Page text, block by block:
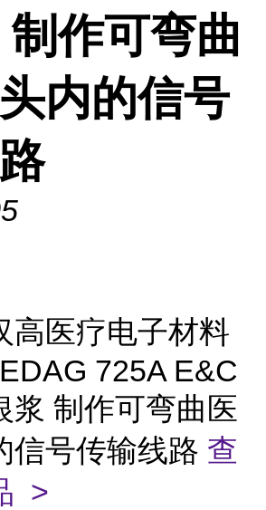
作可弯曲
内的信号
高医疗电子材料
725A E&C
浆 制作可弯曲医
信号传输线路 查
>